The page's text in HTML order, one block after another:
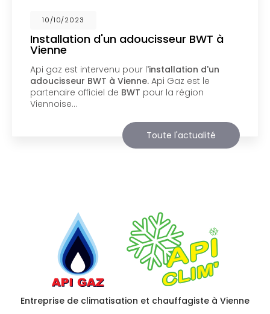
02/10/2023
Nouveau support de communication
web
Api Gaz à Viennevous présente son nouveau
support de communication web réalisé par la
sociétéBIIM COM . Vous souhaitant une
agréable visite, si vous avez besoin…
Toute l'actualité
Entreprise de climatisation et chauffagiste à Vienne